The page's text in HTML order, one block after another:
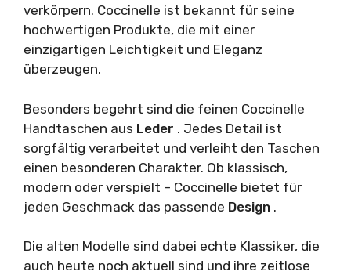
verkörpern. Coccinelle ist bekannt für seine
hochwertigen Produkte, die mit einer
einzigartigen Leichtigkeit und Eleganz
überzeugen.
Besonders begehrt sind die feinen Coccinelle
Handtaschen aus Leder . Jedes Detail ist
sorgfältig verarbeitet und verleiht den Taschen
einen besonderen Charakter. Ob klassisch,
modern oder verspielt – Coccinelle bietet für
jeden Geschmack das passende Design .
Die alten Modelle sind dabei echte Klassiker, die
auch heute noch aktuell sind und ihre zeitlose